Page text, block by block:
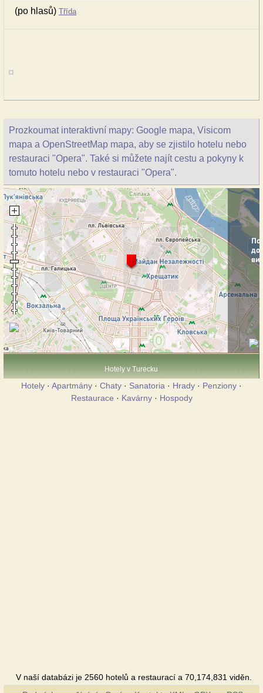
(po hlasů) Třída
Prozkoumat interaktivní mapy: Google mapa, Visicom
mapa a OpenStreetMap mapa, aby se zjistilo hotelu nebo
restauraci "Opera". Také si můžete najít cestu a pokyny k
tomuto hotelu nebo v restauraci "Opera".
Hotely v Turecku
Hotely · Apartmány · Chaty · Sanatoria · Hrady · Penziony ·
Restaurace · Kavárny· Hospody
V naší databázi je 2560 hotelů a restaurací a 70,174,831 viděn.